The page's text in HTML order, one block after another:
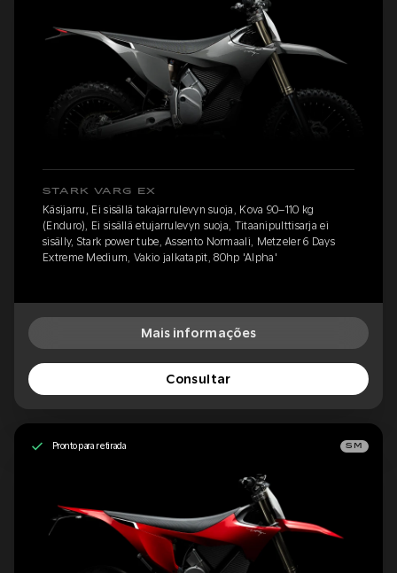
STARK VARG EX
Käsijarru, Ei sisällä takajarrulevyn suoja, Kova 90–110 kg
(Enduro), Ei sisällä etujarrulevyn suoja, Titaanipulttisarja ei
sisälly, Stark power tube, Assento Normaali, Metzeler 6 Days
Extreme Medium, Vakio jalkatapit, 80hp 'Alpha'
Mais informações
Consultar
Pronto para retirada SM